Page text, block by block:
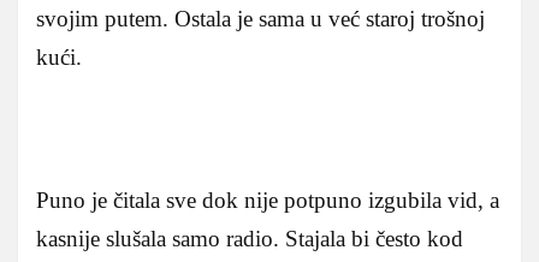
svojim putem. Ostala je sama u već staroj trošnoj
kući.
Puno je čitala sve dok nije potpuno izgubila vid, a
kasnije slušala samo radio. Stajala bi često kod